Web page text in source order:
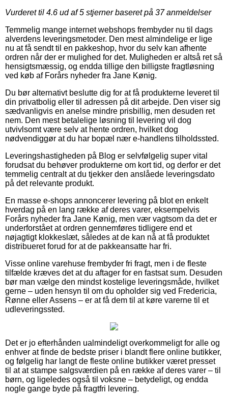
Vurderet til 4.6 ud af 5 stjerner baseret på 37anmeldelser
Temmelig mange internet webshops frembyder nu til dags
alverdens leveringsmetoder. Den mest almindelige er lige
nu at få sendt til en pakkeshop, hvor du selv kan afhente
ordren når der er mulighed for det. Muligheden er altså ret så
hensigtsmæssig, og endda tillige den billigste fragtløsning
ved køb af Forårs nyheder fra Jane Kønig.
Du bør alternativt beslutte dig for at få produkterne leveret til
din privatbolig eller til adressen på dit arbejde. Den viser sig
sædvanligvis en anelse mindre prisbillig, men desuden ret
nem. Den mest betalelige løsning til levering vil dog
utvivlsomt være selv at hente ordren, hvilket dog
nødvendiggør at du har bopæl nær e-handlens tilholdssted.
Leveringshastigheden på Blog er selvfølgelig super vital
forudsat du behøver produkterne om kort tid, og derfor er det
temmelig centralt at du tjekker den anslåede leveringsdato
på det relevante produkt.
En masse e-shops annoncerer levering på blot en enkelt
hverdag på en lang række af deres varer, eksempelvis
Forårs nyheder fra Jane Kønig, men vær vagtsom da det er
underforstået at ordren gennemføres tidligere end et
nøjagtigt klokkeslæt, således at de kan nå at få produktet
distribueret forud for at de pakkeansatte har fri.
Visse online varehuse frembyder fri fragt, men i de fleste
tilfælde kræves det at du aftager for en fastsat sum. Desuden
bør man vælge den mindst kostelige leveringsmåde, hvilket
gerne – uden hensyn til om du opholder sig ved Fredericia,
Rønne eller Assens – er at få dem til at køre varerne til et
udleveringssted.
Det er jo efterhånden ualmindeligt overkommeligt for alle og
enhver at finde de bedste priser i blandt flere online butikker,
og følgelig har langt de fleste online butikker været presset
til at at stampe salgsværdien på en række af deres varer – til
børn, og ligeledes også til voksne – betydeligt, og endda
nogle gange byde på fragtfri levering.